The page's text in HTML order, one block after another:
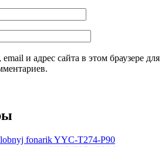
и адрес сайта в этом браузере для